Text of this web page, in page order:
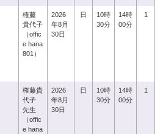
権藤
貴代子
（offic
e hana
801）
2026
年8月
30日
日
10時
30分
14時
00分
1
権藤貴
代子
先生
（offic
e hana
2026
年8月
30日
日
10時
30分
14時
00分
1